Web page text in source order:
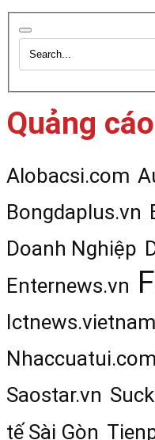
Quảng
Alobacsi.com
Bongdaplus.vn
Doanh Nghiệp
Enternews.vn
Nhaccuatui.com
Saostar.vn
tế Sài Gòn